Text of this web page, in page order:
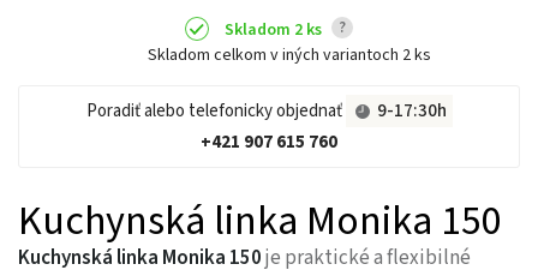
Skladom 2 ks ?
Skladom celkom v iných variantoch 2 ks
Poradiť alebo telefonicky objednať
9-17:30h
+421 907 615 760
Kuchynská linka Monika 150
Kuchynská linka Monika 150je praktické a flexibilné